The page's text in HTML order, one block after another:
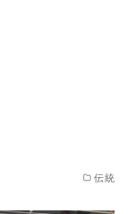
伝統